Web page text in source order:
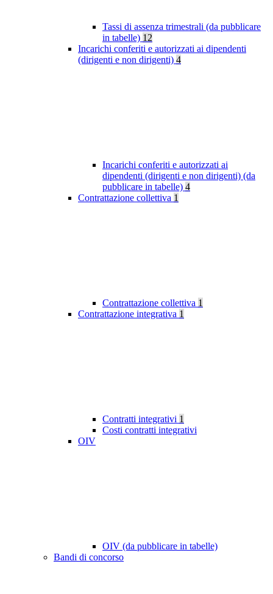
Tassi di assenza trimestrali (da pubblicare
in tabelle) 12
Incarichi conferiti e autorizzati ai dipendenti
(dirigenti e non dirigenti) 4
Incarichi conferiti e autorizzati ai
dipendenti (dirigenti e non dirigenti) (da
pubblicare in tabelle) 4
Contrattazione collettiva 1
Contrattazione collettiva 1
Contrattazione integrativa 1
Contratti integrativi 1
Costi contratti integrativi
OIV
OIV (da pubblicare in tabelle)
Bandi di concorso